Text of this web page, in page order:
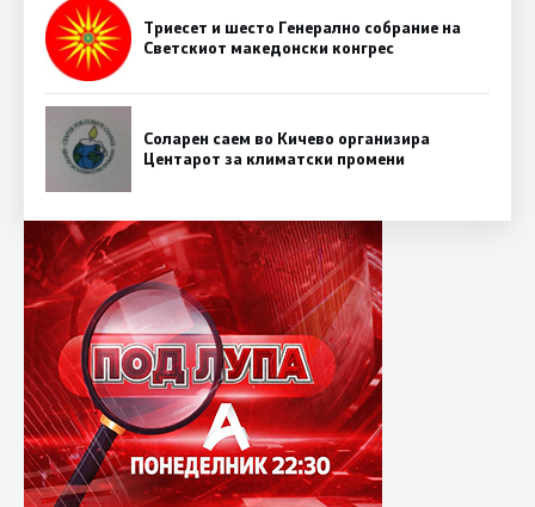
Триесет и шесто Генерално собрание на
Светскиот македонски конгрес
Соларен саем во Кичево организира
Центарот за климатски промени